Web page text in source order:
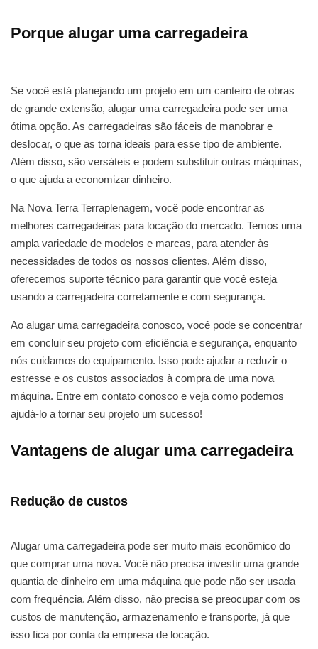
Porque alugar uma carregadeira
Se você está planejando um projeto em um canteiro de obras
de grande extensão, alugar uma carregadeira pode ser uma
ótima opção. As carregadeiras são fáceis de manobrar e
deslocar, o que as torna ideais para esse tipo de ambiente.
Além disso, são versáteis e podem substituir outras máquinas,
o que ajuda a economizar dinheiro.
Na Nova Terra Terraplenagem, você pode encontrar as
melhores carregadeiras para locação do mercado. Temos uma
ampla variedade de modelos e marcas, para atender às
necessidades de todos os nossos clientes. Além disso,
oferecemos suporte técnico para garantir que você esteja
usando a carregadeira corretamente e com segurança.
Ao alugar uma carregadeira conosco, você pode se concentrar
em concluir seu projeto com eficiência e segurança, enquanto
nós cuidamos do equipamento. Isso pode ajudar a reduzir o
estresse e os custos associados à compra de uma nova
máquina. Entre em contato conosco e veja como podemos
ajudá-lo a tornar seu projeto um sucesso!
Vantagens de alugar uma carregadeira
Redução de custos
Alugar uma carregadeira pode ser muito mais econômico do
que comprar uma nova. Você não precisa investir uma grande
quantia de dinheiro em uma máquina que pode não ser usada
com frequência. Além disso, não precisa se preocupar com os
custos de manutenção, armazenamento e transporte, já que
isso fica por conta da empresa de locação.